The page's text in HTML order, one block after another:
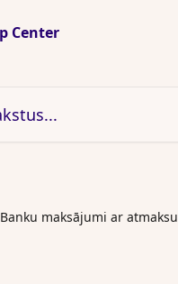
Banku maksājumi ar atmaksu